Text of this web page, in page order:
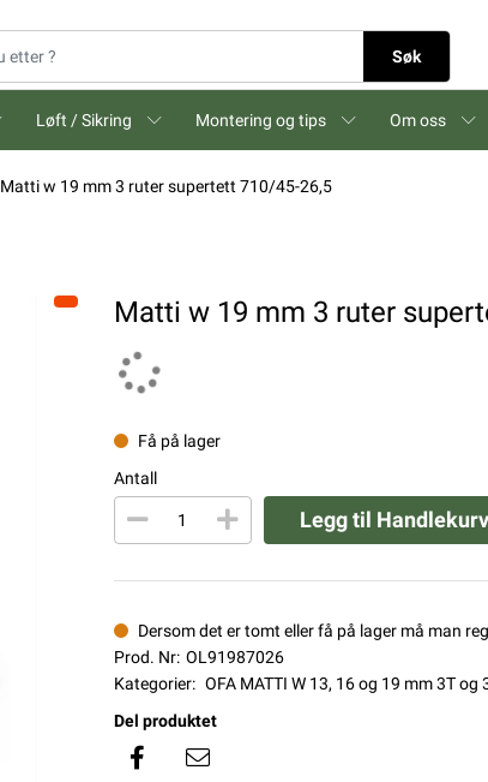
Søk
Løft / Sikring Montering og tips Om oss
Matti w 19 mm 3 ruter supertett 710/45-26,5
Matti w 19 mm 3 ruter
Få på lager
Antall
Legg til Handlekurv
Dersom det er tomt eller få på lager må man
Prod. Nr: OL91987026
Kategorier: OFA MATTI W 13, 16 og 19 mm 3T og
Del produktet